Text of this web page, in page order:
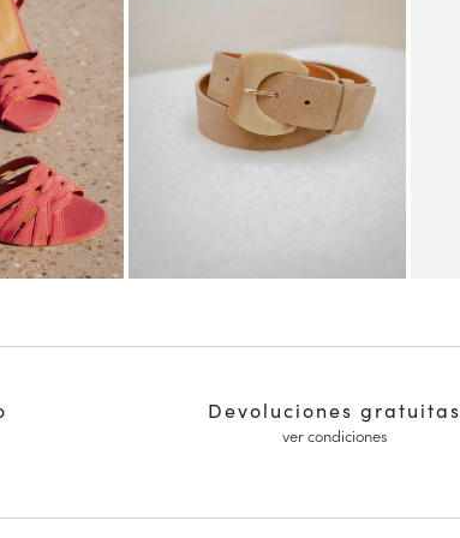
Devoluciones gratuitas
ver condiciones